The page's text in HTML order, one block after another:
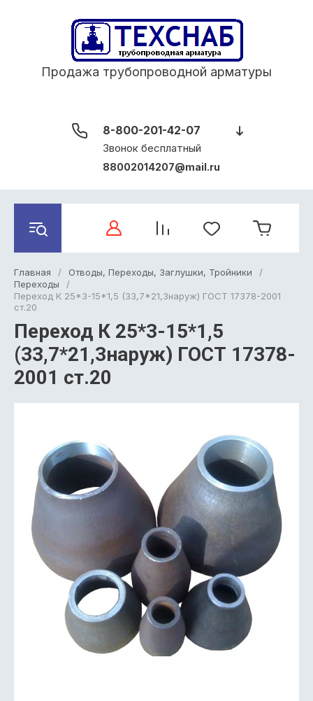
Продажа трубопроводной арматуры
8-800-201-42-07
Звонок бесплатный
88002014207@mail.ru
Главная / Отводы, Переходы, Заглушки, Тройники
/
Переходы
/
Переход К 25*3-15*1,5 (33,7*21,3наруж) ГОСТ 17378-2001
ст.20
Переход К 25*3-15*1,5
(33,7*21,3наруж) ГОСТ 17378-
2001 ст.20